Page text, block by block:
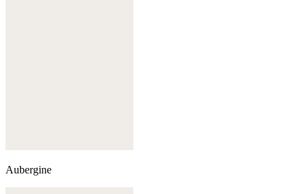
Aubergine